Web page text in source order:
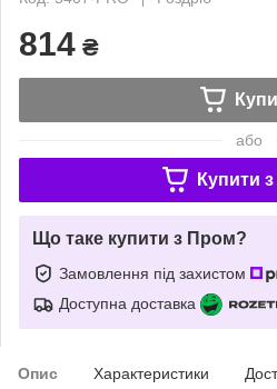
814 ₴
або
Купити з
Що таке купити з Пром?
Замовлення під захистом
Доступна доставка
Опис Характеристики